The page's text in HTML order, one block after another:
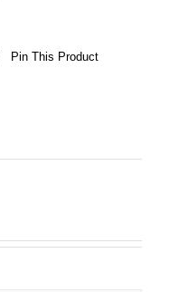
Pin This Product